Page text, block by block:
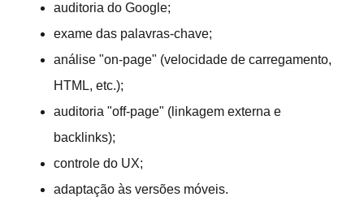
auditoria do Google;
exame das palavras-chave;
análise "on-page" (velocidade de carregamento,
HTML, etc.);
auditoria "off-page" (linkagem externa e
backlinks);
controle do UX;
adaptação às versões móveis.